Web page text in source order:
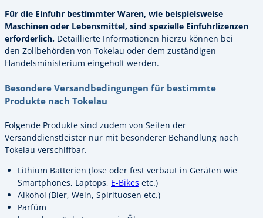
Für die Einfuhr bestimmter Waren, wie beispielsweise
Maschinen oder Lebensmittel, sind spezielle Einfuhrlizenzen
erforderlich. Detaillierte Informationen hierzu können bei
den Zollbehörden von Tokelau oder dem zuständigen
Handelsministerium eingeholt werden.
Besondere Versandbedingungen für bestimmte
Produkte nach Tokelau
Folgende Produkte sind zudem von Seiten der
Versanddienstleister nur mit besonderer Behandlung nach
Tokelau verschiffbar.
Lithium Batterien (lose oder fest verbaut in Geräten wie
Smartphones, Laptops, E-Bikes etc.)
Alkohol (Bier, Wein, Spirituosen etc.)
Parfüm